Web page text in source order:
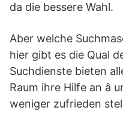
da die bessere Wahl.
Aber welche
hier gibt es die Qual
Suchdienste bieten
Raum ihre Hilfe an
weniger zufrieden